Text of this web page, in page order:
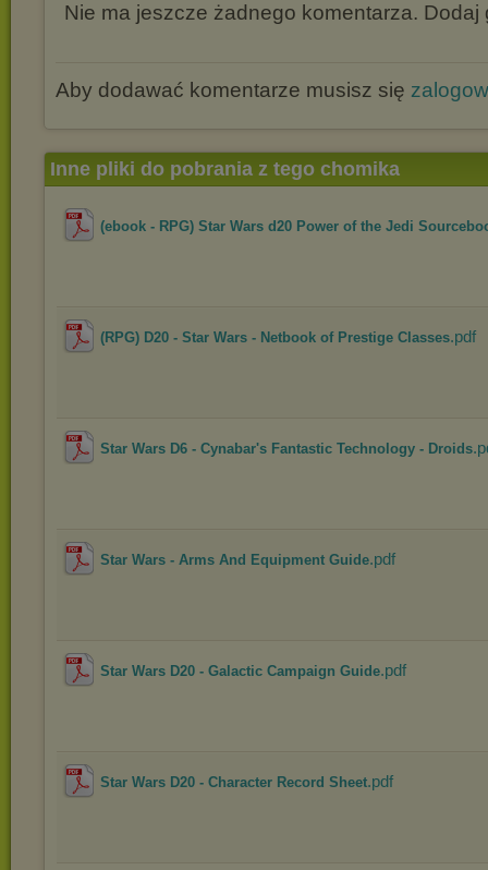
Nie ma jeszcze żadnego komentarza. Dodaj
Aby dodawać komentarze musisz się
Inne pliki do pobrania z tego chomika
(ebook - RPG) Star Wars d20 Power of the Jedi
(RPG) D20 - Star Wars - Netbook of Prestige Classes.pdf
Star Wars D6 - Cynabar's Fantastic Technology - Droids
Star Wars - Arms And Equipment Guide.pdf
Star Wars D20 - Galactic Campaign Guide.pdf
Star Wars D20 - Character Record Sheet.pdf